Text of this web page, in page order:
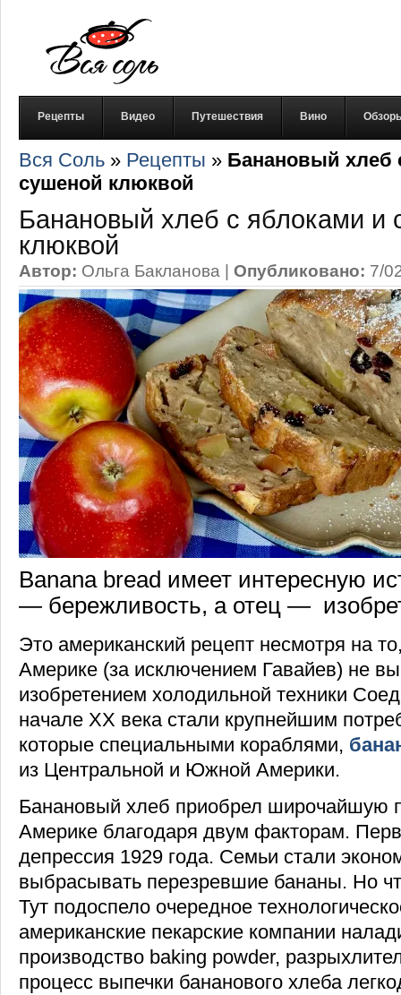
Рецепты Видео Путешествия Вино
Вся Соль » Рецепты » Банановый хлеб
сушеной клюквой
Банановый хлеб с яблоками и
клюквой
Автор: Ольга Бакланова | Опубликовано: 7/
Banana bread имеет интересную
— бережливость, а отец —
Это американский рецепт несмотря на
Америке (за исключением Гавайев) не
изобретением холодильной техники
начале ХХ века стали крупнейшим
которые специальными кораблями,
из Центральной и Южной Америки.
Банановый хлеб приобрел широчайшую
Америке благодаря двум факторам.
депрессия 1929 года. Семьи стали
выбрасывать перезревшие бананы. Но
Тут подоспело очередное
американские пекарские компании
производство baking powder,
процесс выпечки бананового хлеба